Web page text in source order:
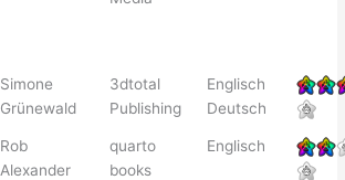
Simone
Grünewald
3dtotal
Publishing
Englisch
Deutsch
Rob
Alexander
quarto
books
Englisch